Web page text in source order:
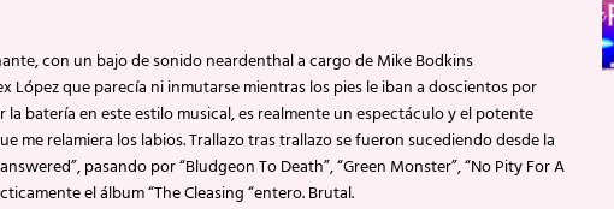
con un bajo de sonido neardenthal a cargo de Mike Bodkins
López que parecía ni inmutarse mientras los pies le iban a doscientos por
batería en este estilo musical, es realmente un espectáculo y el potente
me relamiera los labios. Trallazo tras trallazo se fueron sucediendo desde la
pasando por “Bludgeon To Death”, “Green Monster”, “No Pity For A
el álbum “The Cleasing “entero. Brutal.